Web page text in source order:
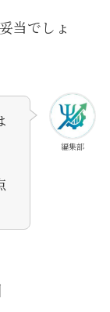
当でしょ
編集部